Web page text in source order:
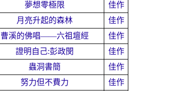
夢想零極限
佳作
月亮升起的森林
佳作
曹溪的佛唱——六祖壇經
佳作
證明自己:彭政閔
佳作
蟲洞書簡
佳作
努力但不費力 佳作